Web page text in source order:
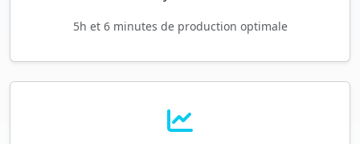
5h et 6 minutes de production optimale